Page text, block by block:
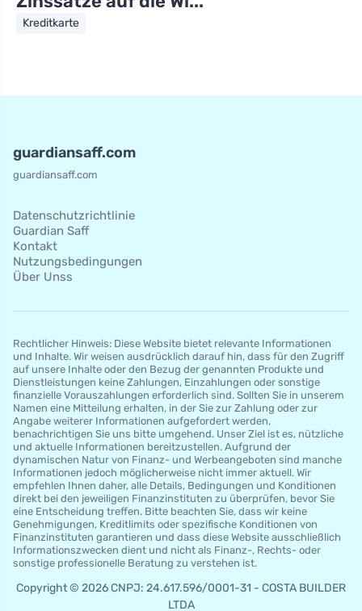
Kreditkarte
guardiansaff.com
guardiansaff.com
Datenschutzrichtlinie
Guardian Saff
Kontakt
Nutzungsbedingungen
Über Unss
Rechtlicher Hinweis: Diese Website bietet relevante Informationen
und Inhalte. Wir weisen ausdrücklich darauf hin, dass für den Zugriff
auf unsere Inhalte oder den Bezug der genannten Produkte und
Dienstleistungen keine Zahlungen, Einzahlungen oder sonstige
finanzielle Vorauszahlungen erforderlich sind. Sollten Sie in unserem
Namen eine Mitteilung erhalten, in der Sie zur Zahlung oder zur
Angabe weiterer Informationen aufgefordert werden,
benachrichtigen Sie uns bitte umgehend. Unser Ziel ist es, nützliche
und aktuelle Informationen bereitzustellen. Aufgrund der
dynamischen Natur von Finanz- und Werbeangeboten sind manche
Informationen jedoch möglicherweise nicht immer aktuell. Wir
empfehlen Ihnen daher, alle Details, Bedingungen und Konditionen
direkt bei den jeweiligen Finanzinstituten zu überprüfen, bevor Sie
eine Entscheidung treffen. Bitte beachten Sie, dass wir keine
Genehmigungen, Kreditlimits oder spezifische Konditionen von
Finanzinstituten garantieren und dass diese Website ausschließlich
Informationszwecken dient und nicht als Finanz-, Rechts- oder
sonstige professionelle Beratung zu verstehen ist.
Copyright © 2026 CNPJ: 24.617.596/0001-31 - COSTA BUILDER
LTDA